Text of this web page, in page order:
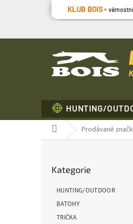
KLUB BOIS
HUNTING/
Domů Prodávané
kategorie
Kategorie
HUNTING/OUTDOOR
BATOHY
TRIČKA